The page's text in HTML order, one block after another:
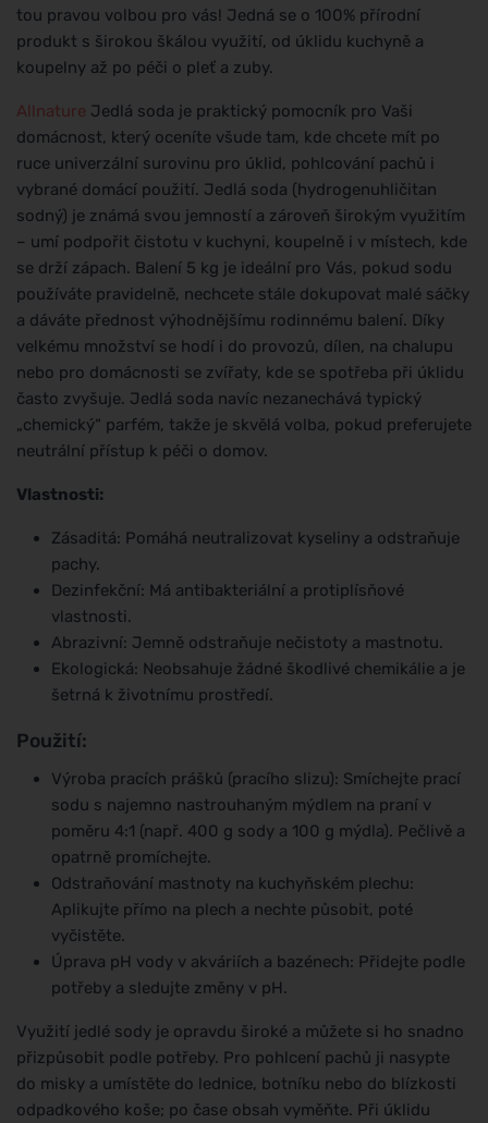
tou pravou volbou pro vás! Jedná se o 100% přírodní
produkt s širokou škálou využití, od úklidu kuchyně a
koupelny až po péči o pleť a zuby.
Allnature Jedlá soda je praktický pomocník pro Vaši
domácnost, který oceníte všude tam, kde chcete mít po
ruce univerzální surovinu pro úklid, pohlcování pachů i
vybrané domácí použití. Jedlá soda (hydrogenuhličitan
sodný) je známá svou jemností a zároveň širokým využitím
– umí podpořit čistotu v kuchyni, koupelně i v místech, kde
se drží zápach. Balení 5 kg je ideální pro Vás, pokud sodu
používáte pravidelně, nechcete stále dokupovat malé sáčky
a dáváte přednost výhodnějšímu rodinnému balení. Díky
velkému množství se hodí i do provozů, dílen, na chalupu
nebo pro domácnosti se zvířaty, kde se spotřeba při úklidu
často zvyšuje. Jedlá soda navíc nezanechává typický
„chemický“ parfém, takže je skvělá volba, pokud preferujete
neutrální přístup k péči o domov.
Vlastnosti:
Zásaditá: Pomáhá neutralizovat kyseliny a odstraňuje
pachy.
Dezinfekční: Má antibakteriální a protiplísňové
vlastnosti.
Abrazivní: Jemně odstraňuje nečistoty a mastnotu.
Ekologická: Neobsahuje žádné škodlivé chemikálie a je
šetrná k životnímu prostředí.
Použití:
Výroba pracích prášků (pracího slizu): Smíchejte prací
sodu s najemno nastrouhaným mýdlem na praní v
poměru 4:1 (např. 400 g sody a 100 g mýdla). Pečlivě a
opatrně promíchejte.
Odstraňování mastnoty na kuchyňském plechu:
Aplikujte přímo na plech a nechte působit, poté
vyčistěte.
Úprava pH vody v akváriích a bazénech: Přidejte podle
potřeby a sledujte změny v pH.
Využití jedlé sody je opravdu široké a můžete si ho snadno
přizpůsobit podle potřeby. Pro pohlcení pachů ji nasypte
do misky a umístěte do lednice, botníku nebo do blízkosti
odpadkového koše; po čase obsah vyměňte. Při úklidu